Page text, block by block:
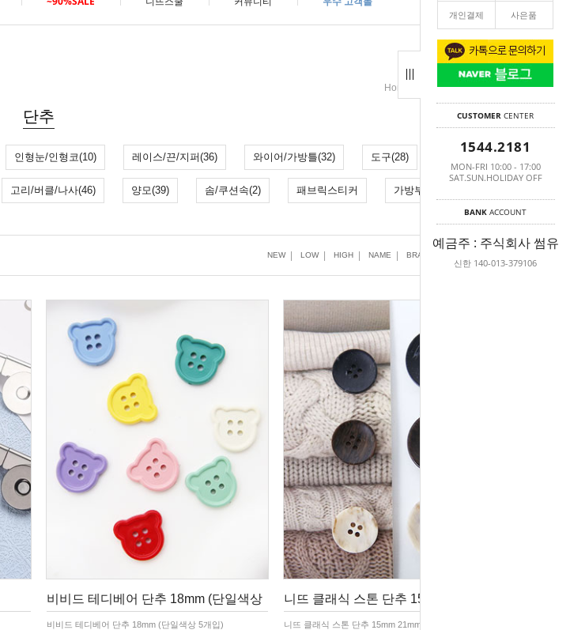
개인결제 사은품
CUSTOMER CENTER
1544.2181
MON-FRI 10:00 - 17:00
SAT.SUN.HOLIDAY OFF
BANK ACCOUNT
예금주 : 주식회사 썸유
신한 140-013-379106
Home 부자재(분류별)>단추
단추
인형눈/인형코(10) 레이스/끈/지퍼(36) 와이어/가방틀(32) 도구(28)
고리/버클/나사(46) 양모(39) 솜/쿠션속(2) 패브릭스티커 가방부자재 모음(104)
NEW| LOW| HIGH NAME BRAND
비비드 테디베어 단추 18mm (단일색상
비비드 테디베어 단추 18mm (단일색상 5개입)
니뜨 클래식 스톤 단추 15mm 21mm (단
니뜨 클래식 스톤 단추 15mm 21mm (단일색상 5개입)